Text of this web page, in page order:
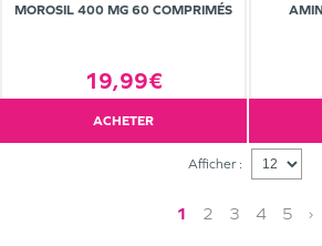
MOROSIL 400 MG 60 COMPRIMÉS
19,99€
ACHETER
Afficher :
1 2 3 4 5 ›